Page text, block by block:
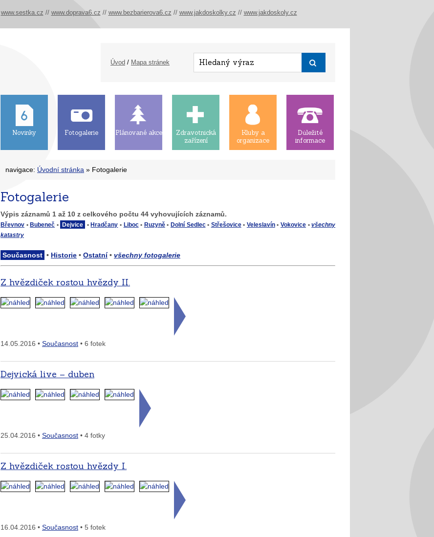
Úvod / Mapa stránek
Novinky Fotogalerie Plánované akce
Zdravotnická
zařízení
Kluby a
organizace
Důležité
informace
navigace: Úvodní stránka » Fotogalerie
Fotogalerie
Výpis záznamů 1 až 10 z celkového počtu 44 vyhovujících záznamů.
Břevnov •Bubeneč • Dejvice •Hradčany • Liboc• Ruzyně• Dolní Sedlec• Střešovice• Veleslavín• Vokovice•všechny
katastry
Současnost • Historie • Ostatní• všechny fotogalerie
Z hvězdiček rostou hvězdy II.
14.05.2016 • Současnost • 6 fotek
Dejvická live – duben
25.04.2016 • Současnost • 4 fotky
Z hvězdiček rostou hvězdy I.
16.04.2016 • Současnost • 5 fotek
www.sestka.cz // www.doprava6.cz // www.bezbarierova6.cz // www.jakdoskolky.cz // www.jakdoskoly.cz